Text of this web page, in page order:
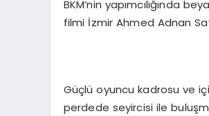
BKM’nin yapımcılığında
filmi İzmir Ahmed Adnan
Güçlü oyuncu kadrosu ve
perdede seyircisi ile